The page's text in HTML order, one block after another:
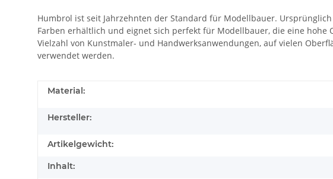
Humbrol ist seit Jahrzehnten der Standard für Modellbauer.
Farben erhältlich und eignet sich perfekt für Modellbauer, die eine
Vielzahl von Kunstmaler- und Handwerksanwendungen, auf vielen
verwendet werden.
Material:
Hersteller:
Artikelgewicht:
Inhalt: